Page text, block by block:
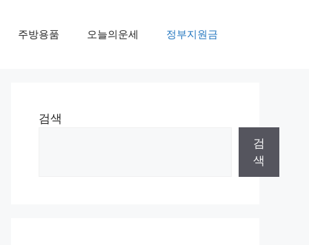
주방용품 오늘의운세 정부지원금
검색
검
색